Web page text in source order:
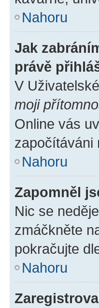
Nahoru
Jak
právě
V
moji
Online vás
započítáváni
Nahoru
Zapomněl
Nic se
zmáčkněte
pokračujte
Nahoru